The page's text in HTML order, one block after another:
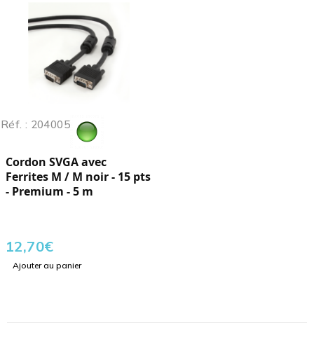
Réf. : 204005
Cordon SVGA avec
Ferrites M / M noir - 15 pts
- Premium - 5 m
12,70€
Ajouter au panier